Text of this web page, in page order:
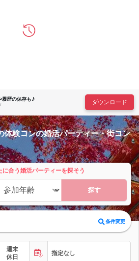
履歴の保存も♪
ダウンロード
体験コンの婚活パーティー・街コン
に合う婚活パーティーを探そう
探す
条件変更
週末
休日
指定なし